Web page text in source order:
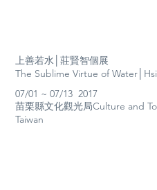
上善若水│莊賢智個展
The Sublime Virtue of
07/01 ~ 07/13 2017
苗栗縣文化觀光局Culture and
Taiwan